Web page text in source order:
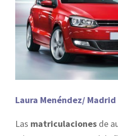
Laura Menéndez/ Madrid
Las matriculaciones de